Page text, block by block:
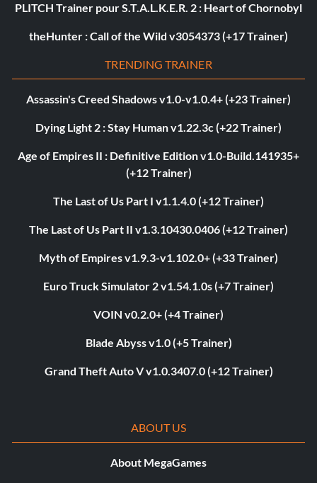
PLITCH Trainer pour S.T.A.L.K.E.R. 2 : Heart of Chornobyl
theHunter : Call of the Wild v3054373 (+17 Trainer)
TRENDING TRAINER
Assassin's Creed Shadows v1.0-v1.0.4+ (+23 Trainer)
Dying Light 2 : Stay Human v1.22.3c (+22 Trainer)
Age of Empires II : Definitive Edition v1.0-Build.141935+
(+12 Trainer)
The Last of Us Part I v1.1.4.0 (+12 Trainer)
The Last of Us Part II v1.3.10430.0406 (+12 Trainer)
Myth of Empires v1.9.3-v1.102.0+ (+33 Trainer)
Euro Truck Simulator 2 v1.54.1.0s (+7 Trainer)
VOIN v0.2.0+ (+4 Trainer)
Blade Abyss v1.0 (+5 Trainer)
Grand Theft Auto V v1.0.3407.0 (+12 Trainer)
ABOUT US
About MegaGames